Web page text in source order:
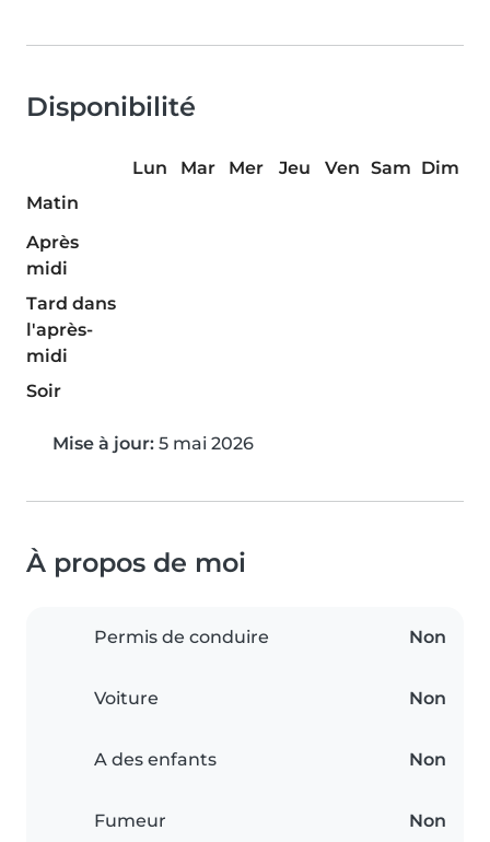
Disponibilité
Lun Mar Mer Jeu Ven Sam Dim
Matin
Après
midi
Tard dans
l'après-
midi
Soir
Mise à jour: 5 mai 2026
À propos de moi
Permis de conduire Non
Voiture Non
A des enfants Non
Fumeur Non